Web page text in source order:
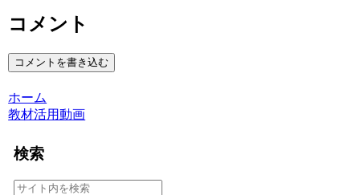
コメント
コメントを書き込む
ホーム
教材活用動画
検索